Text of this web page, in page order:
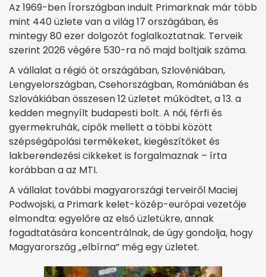
Az 1969-ben Írországban indult Primarknak már több
mint 440 üzlete van a világ 17 országában, és
mintegy 80 ezer dolgozót foglalkoztatnak. Terveik
szerint 2026 végére 530-ra nő majd boltjaik száma.
A vállalat a régió öt országában, Szlovéniában,
Lengyelországban, Csehországban, Romániában és
Szlovákiában összesen 12 üzletet működtet, a 13. a
kedden megnyílt budapesti bolt. A női, férfi és
gyermekruhák, cipők mellett a többi között
szépségápolási termékeket, kiegészítőket és
lakberendezési cikkeket is forgalmaznak – írta
korábban a az MTI.
A vállalat további magyarországi terveiről Maciej
Podwojski, a Primark kelet-közép-európai vezetője
elmondta: egyelőre az első üzletükre, annak
fogadtatására koncentrálnak, de úgy gondolja, hogy
Magyarország „elbírna” még egy üzletet.